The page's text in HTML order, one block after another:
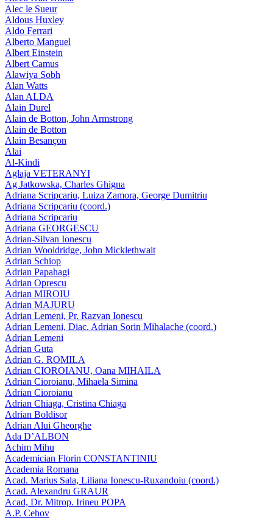
Alec le Sueur
Aldous Huxley
Aldo Ferrari
Alberto Manguel
Albert Einstein
Albert Camus
Alawiya Sobh
Alan Watts
Alan ALDA
Alain Durel
Alain de Botton, John Armstrong
Alain de Botton
Alain Besançon
Alai
Al-Kindi
Aglaja VETERANYI
Ag Jatkowska, Charles Ghigna
Adriana Scripcariu, Luiza Zamora, George Dumitriu
Adriana Scripcariu (coord.)
Adriana Scripcariu
Adriana GEORGESCU
Adrian-Silvan Ionescu
Adrian Wooldridge, John Micklethwait
Adrian Schiop
Adrian Papahagi
Adrian Oprescu
Adrian MIROIU
Adrian MAJURU
Adrian Lemeni, Pr. Razvan Ionescu
Adrian Lemeni, Diac. Adrian Sorin Mihalache (coord.)
Adrian Lemeni
Adrian Guta
Adrian G. ROMILA
Adrian CIOROIANU, Oana MIHAILA
Adrian Cioroianu, Mihaela Simina
Adrian Cioroianu
Adrian Chiaga, Cristina Chiaga
Adrian Boldisor
Adrian Alui Gheorghe
Ada D’ALBON
Achim Mihu
Academician Florin CONSTANTINIU
Academia Romana
Acad. Marius Sala, Liliana Ionescu-Ruxandoiu (coord.)
Acad. Alexandru GRAUR
Acad, Dr. Mitrop. Irineu POPA
A.P. Cehov